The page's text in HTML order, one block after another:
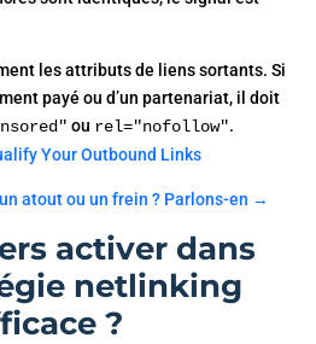
les attributs de liens sortants. Si
payé ou d’un partenariat, il doit
ou rel="nofollow".
Your Outbound Links
atout ou un frein ? Parlons-en →
activer dans
netlinking
?